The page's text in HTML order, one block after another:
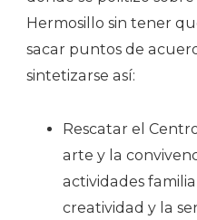
Hermosillo sin tener
sacar puntos de
sintetizarse así:
Rescatar el
arte y la
actividades
creatividad y la